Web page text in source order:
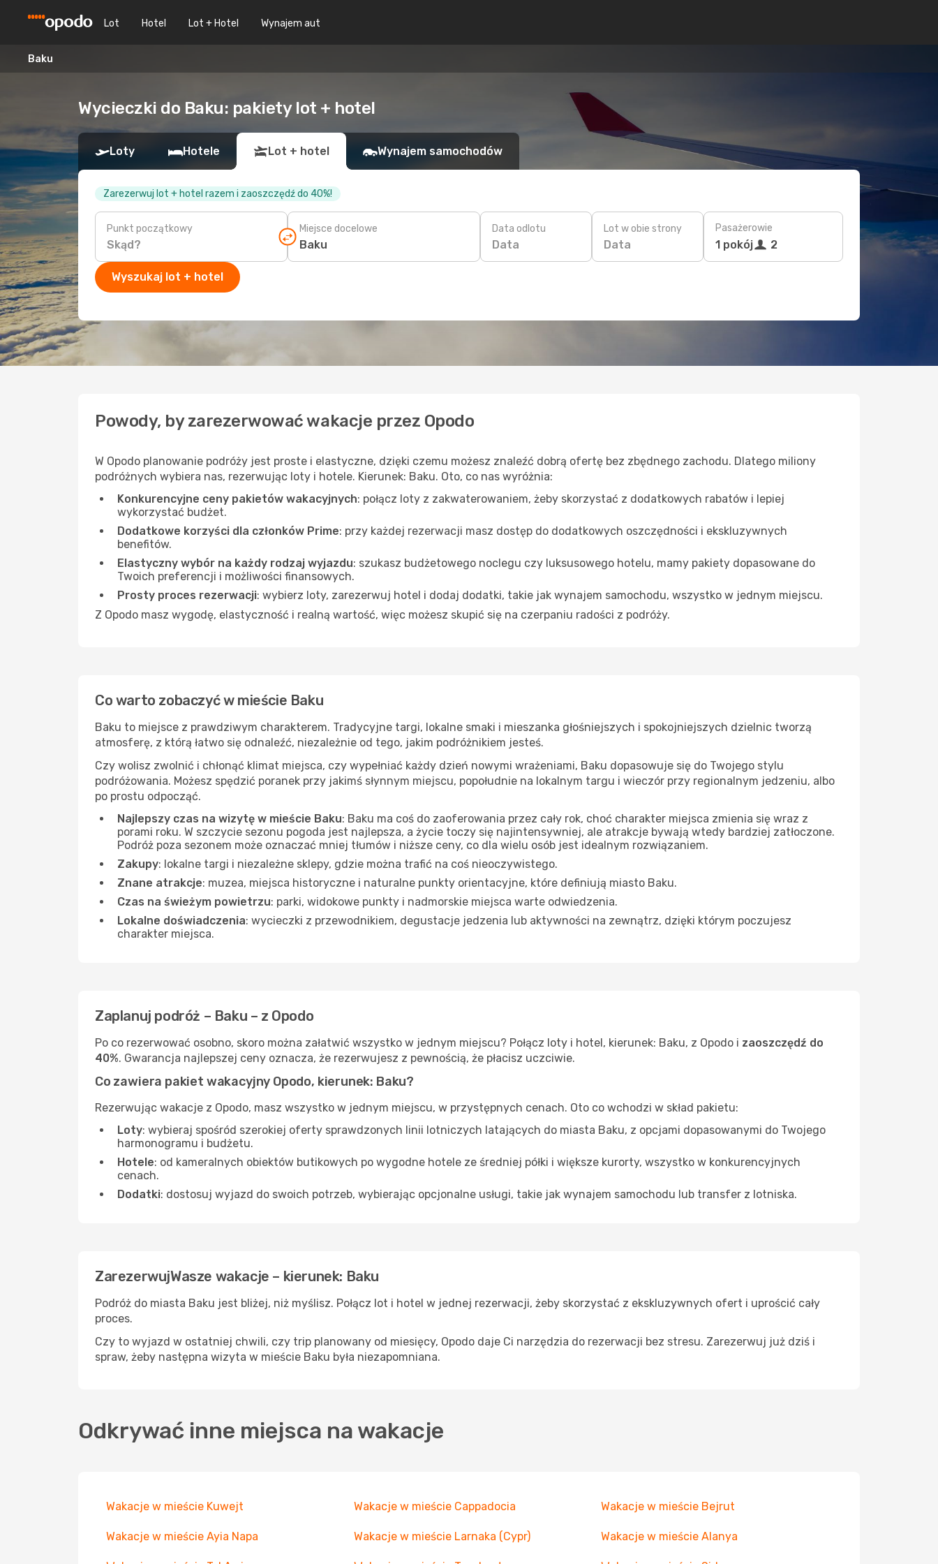
Lot Hotel Lot + Hotel Wynajem aut
Baku
Wycieczki do Baku: pakiety lot + hotel
Loty Hotele Lot + hotel Wynajem samochodów
Zarezerwuj lot + hotel razem i zaoszczędź do 40%!
Punkt początkowy Miejsce docelowe Data odlotu
Data
Lot w obie strony
Data
Pasażerowie
1 pokój 2
Wyszukaj lot + hotel
Powody, by zarezerwować wakacje przez Opodo
W Opodo planowanie podróży jest proste i elastyczne, dzięki czemu możesz znaleźć dobrą ofertę bez zbędnego zachodu. Dlatego miliony
podróżnych wybiera nas, rezerwując loty i hotele. Kierunek: Baku. Oto, co nas wyróżnia:
Konkurencyjne ceny pakietów wakacyjnych: połącz loty z zakwaterowaniem, żeby skorzystać z dodatkowych rabatów i lepiej
wykorzystać budżet.
Dodatkowe korzyści dla członków Prime: przy każdej rezerwacji masz dostęp do dodatkowych oszczędności i ekskluzywnych
benefitów.
Elastyczny wybór na każdy rodzaj wyjazdu: szukasz budżetowego noclegu czy luksusowego hotelu, mamy pakiety dopasowane do
Twoich preferencji i możliwości finansowych.
Prosty proces rezerwacji: wybierz loty, zarezerwuj hotel i dodaj dodatki, takie jak wynajem samochodu, wszystko w jednym miejscu.
Z Opodo masz wygodę, elastyczność i realną wartość, więc możesz skupić się na czerpaniu radości z podróży.
Co warto zobaczyć w mieście Baku
Baku to miejsce z prawdziwym charakterem. Tradycyjne targi, lokalne smaki i mieszanka głośniejszych i spokojniejszych dzielnic tworzą
atmosferę, z którą łatwo się odnaleźć, niezależnie od tego, jakim podróżnikiem jesteś.
Czy wolisz zwolnić i chłonąć klimat miejsca, czy wypełniać każdy dzień nowymi wrażeniami, Baku dopasowuje się do Twojego stylu
podróżowania. Możesz spędzić poranek przy jakimś słynnym miejscu, popołudnie na lokalnym targu i wieczór przy regionalnym jedzeniu, albo
po prostu odpocząć.
Najlepszy czas na wizytę w mieście Baku: Baku ma coś do zaoferowania przez cały rok, choć charakter miejsca zmienia się wraz z
porami roku. W szczycie sezonu pogoda jest najlepsza, a życie toczy się najintensywniej, ale atrakcje bywają wtedy bardziej zatłoczone.
Podróż poza sezonem może oznaczać mniej tłumów i niższe ceny, co dla wielu osób jest idealnym rozwiązaniem.
Zakupy: lokalne targi i niezależne sklepy, gdzie można trafić na coś nieoczywistego.
Znane atrakcje: muzea, miejsca historyczne i naturalne punkty orientacyjne, które definiują miasto Baku.
Czas na świeżym powietrzu: parki, widokowe punkty i nadmorskie miejsca warte odwiedzenia.
Lokalne doświadczenia: wycieczki z przewodnikiem, degustacje jedzenia lub aktywności na zewnątrz, dzięki którym poczujesz
charakter miejsca.
Zaplanuj podróż – Baku – z Opodo
Po co rezerwować osobno, skoro można załatwić wszystko w jednym miejscu? Połącz loty i hotel, kierunek: Baku, z Opodo i zaoszczędź do
40%. Gwarancja najlepszej ceny oznacza, że rezerwujesz z pewnością, że płacisz uczciwie.
Co zawiera pakiet wakacyjny Opodo, kierunek: Baku?
Rezerwując wakacje z Opodo, masz wszystko w jednym miejscu, w przystępnych cenach. Oto co wchodzi w skład pakietu:
Loty: wybieraj spośród szerokiej oferty sprawdzonych linii lotniczych latających do miasta Baku, z opcjami dopasowanymi do Twojego
harmonogramu i budżetu.
Hotele: od kameralnych obiektów butikowych po wygodne hotele ze średniej półki i większe kurorty, wszystko w konkurencyjnych
cenach.
Dodatki: dostosuj wyjazd do swoich potrzeb, wybierając opcjonalne usługi, takie jak wynajem samochodu lub transfer z lotniska.
ZarezerwujWasze wakacje – kierunek: Baku
Podróż do miasta Baku jest bliżej, niż myślisz. Połącz lot i hotel w jednej rezerwacji, żeby skorzystać z ekskluzywnych ofert i uprościć cały
proces.
Czy to wyjazd w ostatniej chwili, czy trip planowany od miesięcy, Opodo daje Ci narzędzia do rezerwacji bez stresu. Zarezerwuj już dziś i
spraw, żeby następna wizyta w mieście Baku była niezapomniana.
Odkrywać inne miejsca na wakacje
Wakacje w mieście Kuwejt Wakacje w mieście Cappadocia Wakacje w mieście Bejrut
Wakacje w mieście Ayia Napa Wakacje w mieście Larnaka (Cypr) Wakacje w mieście Alanya